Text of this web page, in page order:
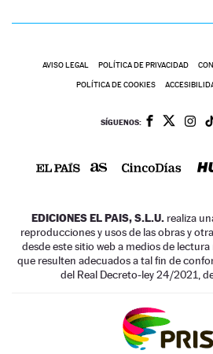
AVISO LEGAL POLÍTICA DE PRIVACIDAD
POLÍTICA DE COOKIES
SÍGUENOS:
EDICIONES EL PAIS, S.L.U. realiza
reproducciones y usos de las obras y
desde este sitio web a medios de
que resulten adecuados a tal fin de
del Real Decreto-ley 24/2021,